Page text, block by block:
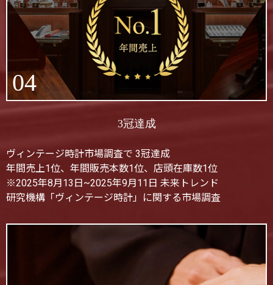
04
3冠達成
ヴィンテージ時計市場調査で 3冠達成
年間売上1位、年間販売本数1位、店頭在庫数1位
※2025年8月13日~2025年9月11日 未来トレンド
研究機構「ヴィンテージ時計」に関する市場調査